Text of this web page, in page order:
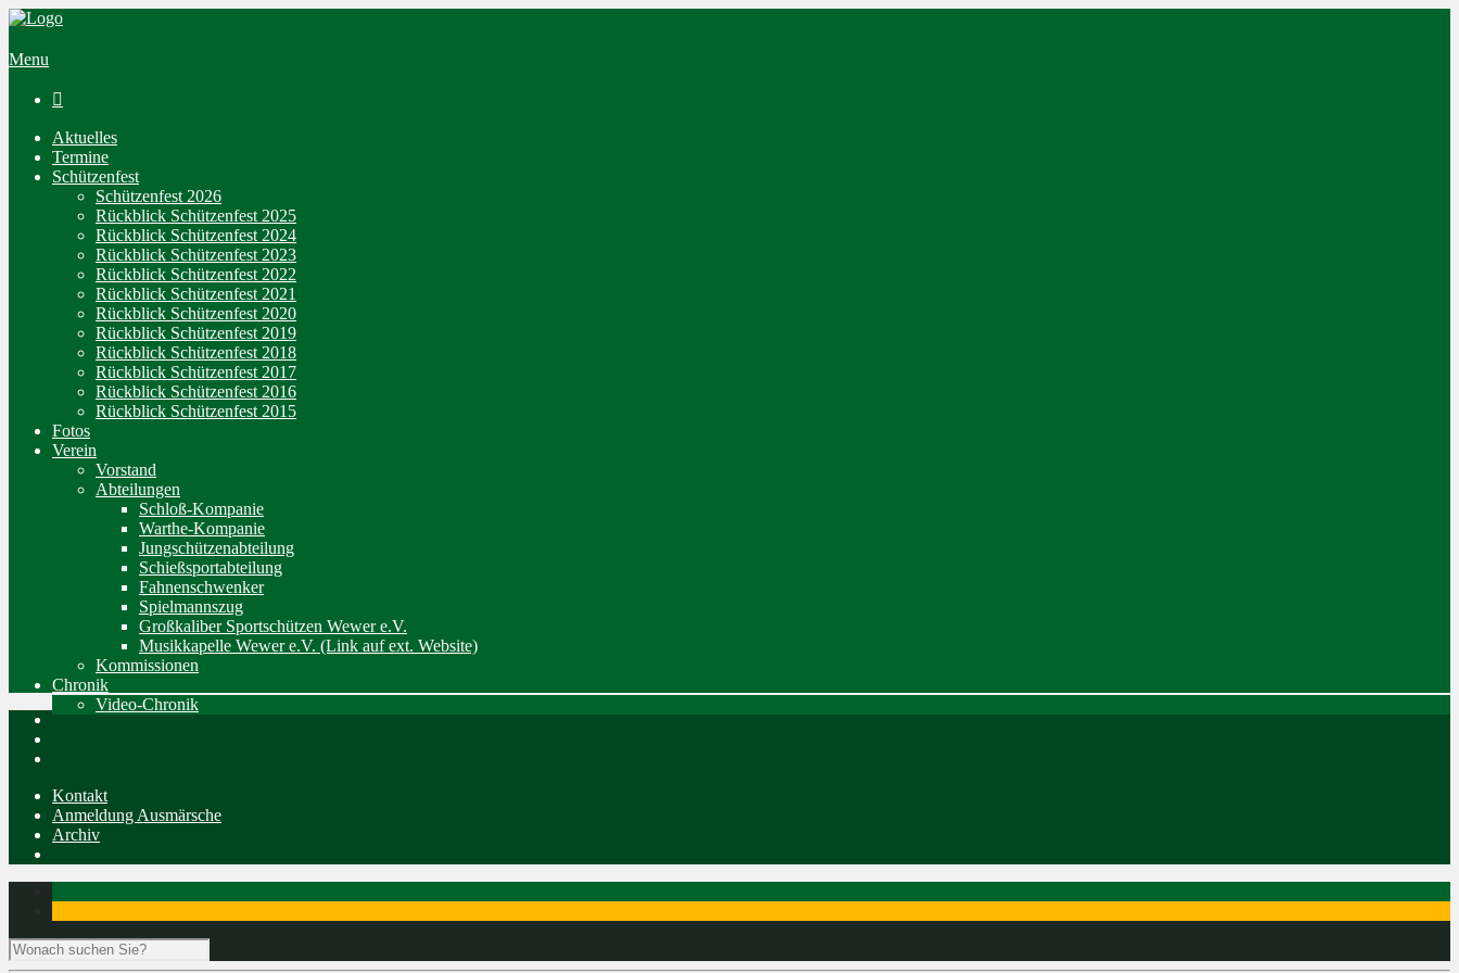
Menu

Aktuelles
Termine
Schützenfest
Schützenfest 2026
Rückblick Schützenfest 2025
Rückblick Schützenfest 2024
Rückblick Schützenfest 2023
Rückblick Schützenfest 2022
Rückblick Schützenfest 2021
Rückblick Schützenfest 2020
Rückblick Schützenfest 2019
Rückblick Schützenfest 2018
Rückblick Schützenfest 2017
Rückblick Schützenfest 2016
Rückblick Schützenfest 2015
Fotos
Verein
Vorstand
Abteilungen
Schloß-Kompanie
Warthe-Kompanie
Jungschützenabteilung
Schießsportabteilung
Fahnenschwenker
Spielmannszug
Großkaliber Sportschützen Wewer e.V.
Musikkapelle Wewer e.V. (Link auf ext. Website)
Kommissionen
Chronik
Video-Chronik
Kontakt
Anmeldung Ausmärsche
Archiv